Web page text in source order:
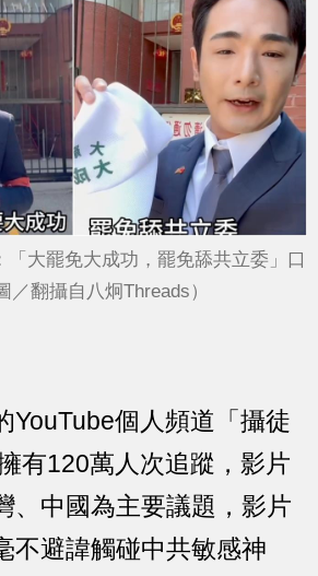
「大罷免大成功，罷免舔共立委」口
／翻攝自八炯Threads）
YouTube個人頻道「攝徒
有120萬人次追蹤，影片
、中國為主要議題，影片
不避諱觸碰中共敏感神